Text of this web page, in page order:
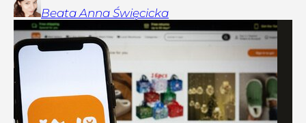
Beata Anna Święcicka